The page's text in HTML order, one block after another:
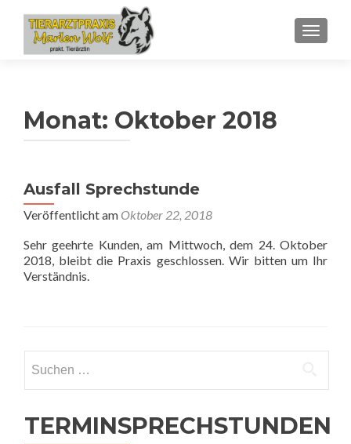
Monat: Oktober 2018
Ausfall Sprechstunde
Veröffentlicht am Oktober 22, 2018
Sehr geehrte Kunden, am Mittwoch, dem 24. Oktober
2018, bleibt die Praxis geschlossen. Wir bitten um Ihr
Verständnis.
nach:
TERMINSPRECHSTUNDEN